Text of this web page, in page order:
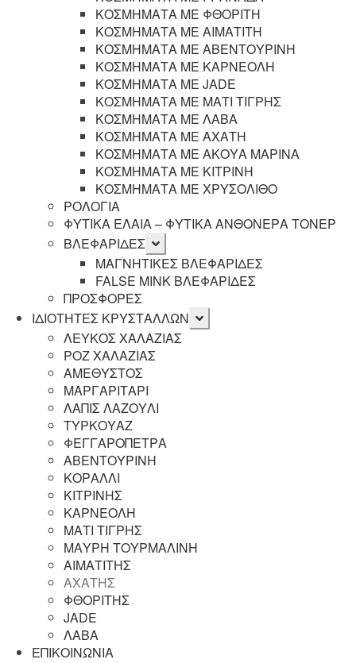
ΚΟΣΜΗΜΑΤΑ ΜΕ ΦΘΟΡΙΤΗ
ΚΟΣΜΗΜΑΤΑ ΜΕ ΑΙΜΑΤΙΤΗ
ΚΟΣΜΗΜΑΤΑ ΜΕ ΑΒΕΝΤΟΥΡΙΝΗ
ΚΟΣΜΗΜΑΤΑ ΜΕ ΚΑΡΝΕΟΛΗ
ΚΟΣΜΗΜΑΤΑ ΜΕ JADE
ΚΟΣΜΗΜΑΤΑ ΜΕ ΜΑΤΙ ΤΙΓΡΗΣ
ΚΟΣΜΗΜΑΤΑ ΜΕ ΛΑΒΑ
ΚΟΣΜΗΜΑΤΑ ΜΕ ΑΧΑΤΗ
ΚΟΣΜΗΜΑΤΑ ΜΕ ΑΚΟΥΑ ΜΑΡΙΝΑ
ΚΟΣΜΗΜΑΤΑ ΜΕ ΚΙΤΡΙΝΗ
ΚΟΣΜΗΜΑΤΑ ΜΕ ΧΡΥΣΟΛΙΘΟ
ΡΟΛΟΓΙΑ
ΦΥΤΙΚΑ ΕΛΑΙΑ – ΦΥΤΙΚΑ ΑΝΘΟΝΕΡΑ ΤΟΝΕΡ
ΒΛΕΦΑΡΙΔΕΣ Επέκταση
υπό-
μενού
ΜΑΓΝΗΤΙΚΕΣ ΒΛΕΦΑΡΙΔΕΣ
FALSE MINK ΒΛΕΦΑΡΙΔΕΣ
ΠΡΟΣΦΟΡΕΣ
ΙΔΙΟΤΗΤΕΣ ΚΡΥΣΤΑΛΛΩΝ Επέκταση
υπό-
ΛΕΥΚΟΣ ΧΑΛΑΖΙΑΣ
ΡΟΖ ΧΑΛΑΖΙΑΣ
ΑΜΕΘΥΣΤΟΣ
ΜΑΡΓΑΡΙΤΑΡΙ
ΛΑΠΙΣ ΛΑΖΟΥΛΙ
ΤΥΡΚΟΥΑΖ
ΦΕΓΓΑΡΟΠΕΤΡΑ
ΑΒΕΝΤΟΥΡΙΝΗ
ΚΟΡΑΛΛΙ
ΚΙΤΡΙΝΗΣ
ΚΑΡΝΕΟΛΗ
ΜΑΤΙ ΤΙΓΡΗΣ
ΜΑΥΡΗ ΤΟΥΡΜΑΛΙΝΗ
ΑΙΜΑΤΙΤΗΣ
ΑΧΑΤΗΣ
ΦΘΟΡΙΤΗΣ
JADE
ΛΑΒΑ
ΕΠΙΚΟΙΝΩΝΙΑ